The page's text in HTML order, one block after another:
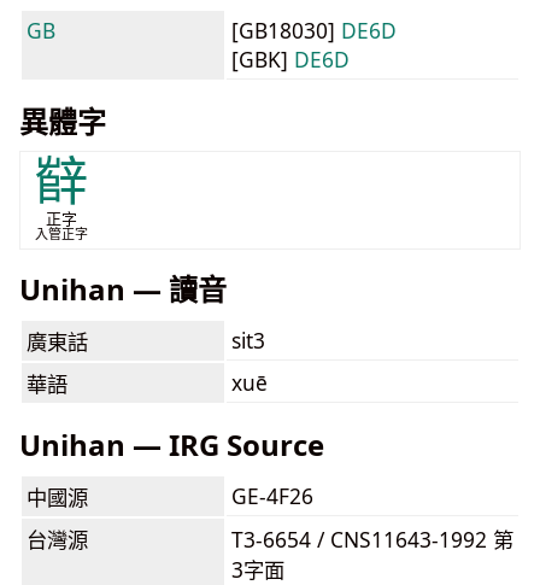
GB [GB18030] DE6D
[GBK] DE6D
異體字
辥
正字
入管正字
Unihan — 讀音
廣東話
sit3
華語
xuē
Unihan — IRG Source
中國源
GE-4F26
台灣源
T3-6654 / CNS11643-1992 第
3字面